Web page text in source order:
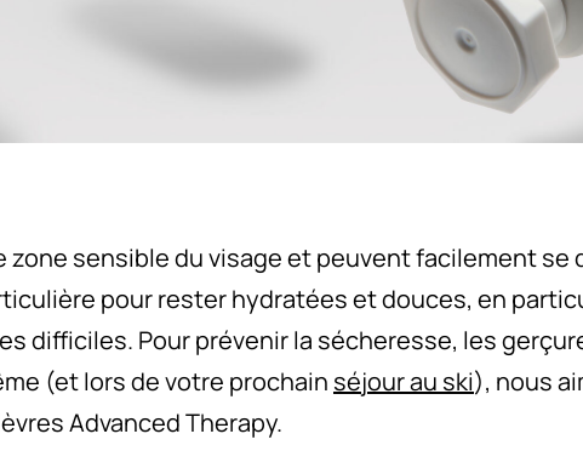
sensible du visage et peuvent facilement se
pour rester hydratées et douces, en
difficiles. Pour prévenir la sécheresse, les
(et lors de votre prochain séjour au ski), nous
Advanced Therapy.